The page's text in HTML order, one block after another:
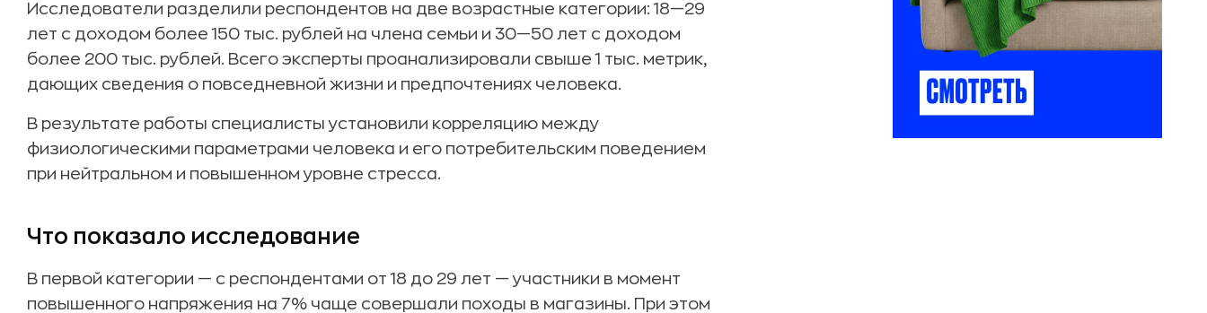
Исследователи разделили респондентов на две возрастные категории: 18—29
лет с доходом более 150 тыс. рублей на члена семьи и 30—50 лет с доходом
более 200 тыс. рублей. Всего эксперты проанализировали свыше 1 тыс. метрик,
дающих сведения о повседневной жизни и предпочтениях человека.
В результате работы специалисты установили корреляцию между
физиологическими параметрами человека и его потребительским поведением
при нейтральном и повышенном уровне стресса.
Что показало исследование
В первой категории — с респондентами от 18 до 29 лет — участники в момент
повышенного напряжения на 7% чаще совершали походы в магазины. При этом